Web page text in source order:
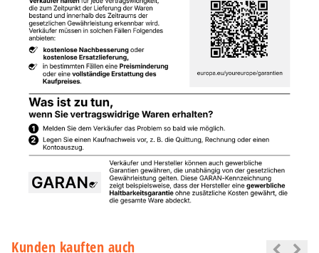
Kunden kauften auch